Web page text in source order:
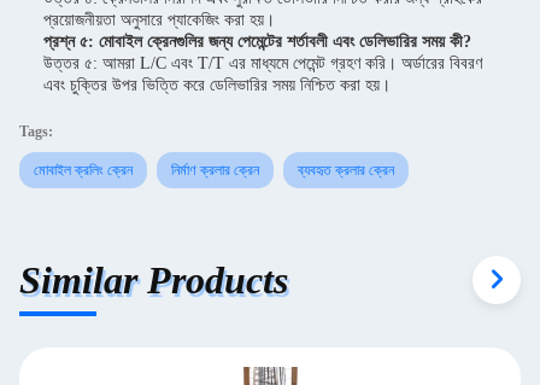
প্রয়োজনীয়তা অনুসারে প্যাকেজিং করা হয়।
প্রশ্ন ৫: মোবাইল ক্রেনগুলির জন্য পেমেন্টের শর্তাবলী এবং ডেলিভারির সময় কী?
উত্তর ৫: আমরা L/C এবং T/T এর মাধ্যমে পেমেন্ট গ্রহণ করি। অর্ডারের বিবরণ
এবং চুক্তির উপর ভিত্তি করে ডেলিভারির সময় নিশ্চিত করা হয়।
Tags:
মোবাইল ক্রলিং ক্রেন নির্মাণ ক্রলার ক্রেন ব্যবহৃত ক্রলার ক্রেন
Similar Products